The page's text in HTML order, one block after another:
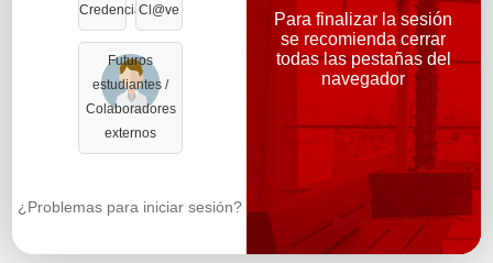
CredencialesCl@ve
Futuros
estudiantes /
Colaboradores
externos
¿Problemas para iniciar sesión?
Para finalizar la sesión
se recomienda cerrar
todas las pestañas del
navegador